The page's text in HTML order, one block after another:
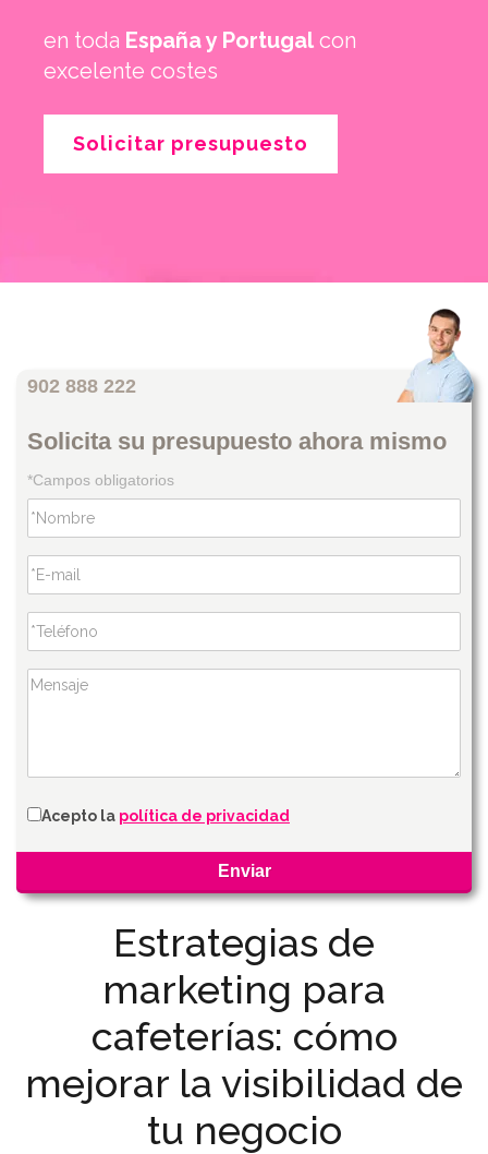
en toda España y Portugal con
excelente costes
Solicitar presupuesto
Estrategias de
marketing para
cafeterías: cómo
mejorar la visibilidad de
tu negocio
902 888 222
Solicita su presupuesto ahora mismo
*Campos obligatorios
Acepto la política de privacidad